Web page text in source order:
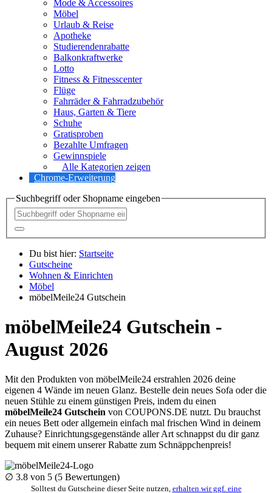
Mode & Accessoires
Möbel
Urlaub & Reise
Apotheke
Studierendenrabatte
Balkonkraftwerke
Lotto
Fitness & Fitnesscenter
Flüge
Fahrräder & Fahrradzubehör
Haus, Garten & Tiere
Schuhe
Gratisproben
Bezahlte Umfragen
Gewinnspiele
Alle Kategorien zeigen
Chrome-Erweiterung
Suchbegriff oder Shopname eingeben
Du bist hier: Startseite
Gutscheine
Wohnen & Einrichten
Möbel
möbelMeile24 Gutschein
möbelMeile24 Gutschein -
August 2026
Mit den Produkten von möbelMeile24 erstrahlen 2026 deine
eigenen 4 Wände im neuen Glanz. Bestelle dein neues Sofa oder die
neuen Stühle zu einem günstigen Preis, indem du einen
möbelMeile24 Gutschein von COUPONS.DE nutzt. Du brauchst
ein neues Bett oder allgemein einfach mal frischen Wind in deinem
Zuhause? Einrichtungsgegenstände aller Art schnappst du dir ganz
bequem mit einem unserer Rabatte zum Schnäppchenpreis!
∅ 3.8 von 5 (5 Bewertungen)
Solltest du Gutscheine dieser Seite nutzen, erhalten wir ggf. eine